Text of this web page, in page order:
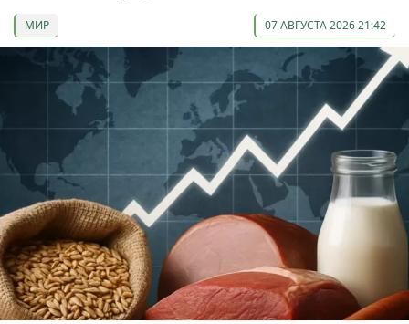
МИР 07 АВГУСТА 2026 21:42